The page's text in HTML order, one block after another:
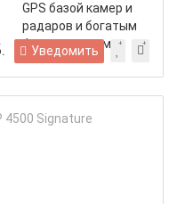
GPS базой камер и
радаров и богатым
функционалом
Уведомить